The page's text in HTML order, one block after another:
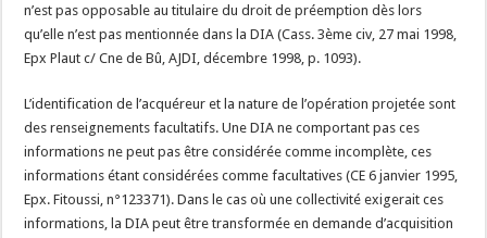
n’est pas opposable au titulaire du droit de préemption dès lors
qu’elle n’est pas mentionnée dans la DIA (Cass. 3ème civ, 27 mai 1998,
Epx Plaut c/ Cne de Bû, AJDI, décembre 1998, p. 1093).
L’identification de l’acquéreur et la nature de l’opération projetée sont
des renseignements facultatifs. Une DIA ne comportant pas ces
informations ne peut pas être considérée comme incomplète, ces
informations étant considérées comme facultatives (CE 6 janvier 1995,
Epx. Fitoussi, n°123371). Dans le cas où une collectivité exigerait ces
informations, la DIA peut être transformée en demande d’acquisition